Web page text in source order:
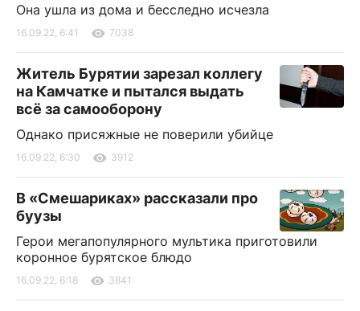
Она ушла из дома и бесследно исчезла
16.09.22, 6:41 7038
Житель Бурятии зарезал коллегу
на Камчатке и пытался выдать
всё за самооборону
Однако присяжные не поверили убийце
16.09.22, 6:30 3912
В «Смешариках» рассказали про
буузы
Герои мегапопулярного мультика приготовили
коронное бурятское блюдо
16.09.22, 6:18 3841